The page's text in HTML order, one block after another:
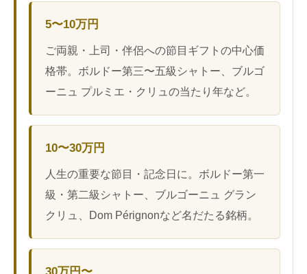
5〜10万円
ご両親・上司・伴侶への節目ギフトの中心価
格帯。ボルドー第三〜五級シャトー、ブルゴ
ーニュ プルミエ・クリュの当たり年など。
10〜30万円
人生の重要な節目・記念日に。ボルドー第一
級・第二級シャトー、ブルゴーニュ グラン
クリュ、Dom Pérignonなど名だたる銘柄。